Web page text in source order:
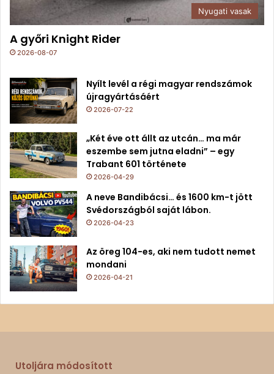
Nyugati vasak
A győri Knight Rider
2026-08-07
Nyílt levél a régi magyar rendszámok
újragyártásáért
2026-07-22
„Két éve ott állt az utcán… ma már
eszembe sem jutna eladni” – egy
Trabant 601 története
2026-04-29
A neve Bandibácsi… és 1600 km-t jött
Svédországból saját lábon.
2026-04-23
Az öreg 104-es, aki nem tudott nemet
mondani
2026-04-21
Utoljára módosított